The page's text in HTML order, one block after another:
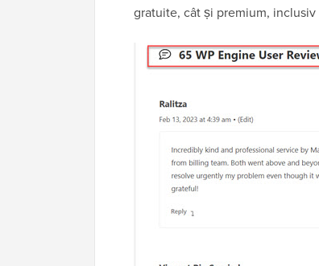
gratuite, cât și premium,